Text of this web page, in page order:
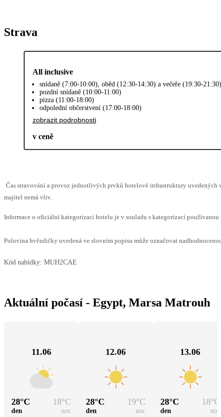
Strava
All inclusive
snídaně (7:00-10:00), oběd (12:30-14:30) a večeře (19:30-
pozdní snídaně (10:00-11:00)
pizza (11:00-18:00)
odpolední občerstvení (17:00-18:00)
zobrazit podrobnosti
v ceně
Čas stravování a provoz jednotlivých prvků hotelové infrastruktury uvedených
majitel nemá vliv.
Informace o oficiální kategorizaci hotelu je v souladu s kategorizací
Polovina hvězdičky uvedená ve slovním popisu může označovat
Kód nabídky: MUH2CAE
Aktuální počasí - Egypt, Marsa Matrouh
11.06
28°C 18°C
den noc
12.06
28°C 19°C
den noc
13.06
28°C 18°C
den noc